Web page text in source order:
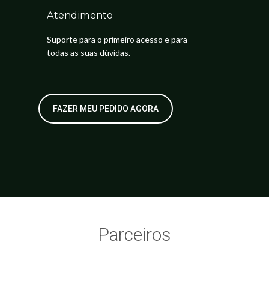
Atendimento
Suporte para o primeiro acesso e para
todas as suas dúvidas.
FAZER MEU PEDIDO AGORA
Parceiros